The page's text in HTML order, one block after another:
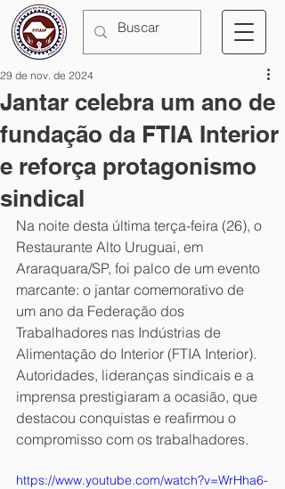
Jantar celebra um ano de
fundação da FTIA Interior
e reforça protagonismo
sindical
29 de nov. de 2024
Na noite desta última terça-feira (26), o
Restaurante Alto Uruguai, em
Araraquara/SP, foi palco de um evento
marcante: o jantar comemorativo de
um ano da Federação dos
Trabalhadores nas Indústrias de
Alimentação do Interior (FTIA Interior).
Autoridades, lideranças sindicais e a
imprensa prestigiaram a ocasião, que
destacou conquistas e reafirmou o
compromisso com os trabalhadores.
https://www.youtube.com/watch?v=WrHha6-